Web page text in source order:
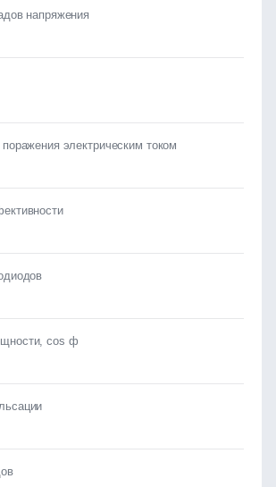
напряжения
электрическим током
cos ф